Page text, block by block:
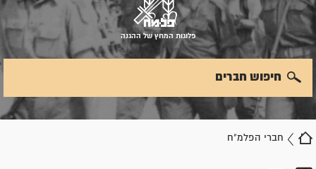
פלוגות המחץ של ההגנה
חברי הפלמ"ח
חיפוש חברים